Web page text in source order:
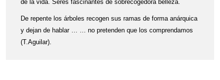
de la vida. Seres fascinantes de sobrecogedora belleza.
De repente los árboles recogen sus ramas de forma anárquica
y dejan de hablar … … no pretenden que los comprendamos
(T.Aguilar).